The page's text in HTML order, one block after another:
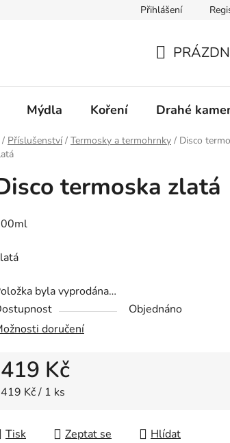
Přihlášení
KOŠÍK
Mýdla Koření Drahé
Domů
/ Příslušenství / Termosky a termohrnky / Disco
termoska zlatá
byla vyprodána…
Objednáno
doručení
419 Kč
Měrná cena:
419 Kč / 1 ks
Tisk Zeptat se
Hlídat